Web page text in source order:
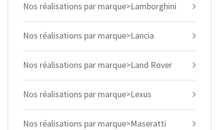
Nos réalisations par marque>Lamborghini
Nos réalisations par marque>Lancia
Nos réalisations par marque>Land Rover
Nos réalisations par marque>Lexus
Nos réalisations par marque>Maseratti